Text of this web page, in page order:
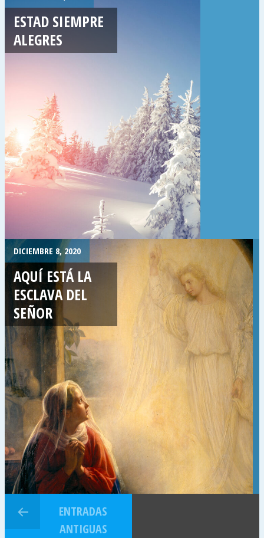
ESTAD SIEMPRE
ALEGRES
DICIEMBRE 8, 2020
AQUÍ ESTÁ LA
ESCLAVA DEL
SEÑOR
ENTRADAS
ANTIGUAS